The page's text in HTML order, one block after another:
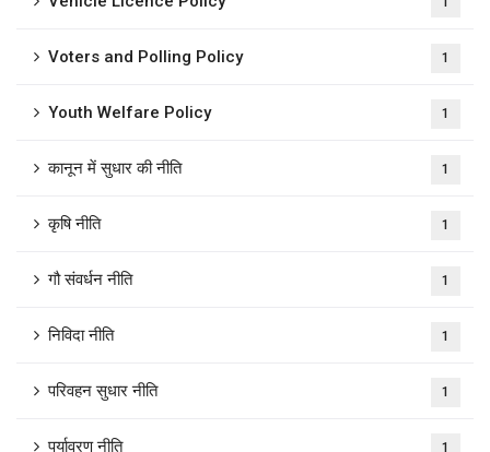
Voters and Polling Policy 1
Youth Welfare Policy 1
कानून में सुधार की नीति 1
कृषि नीति 1
गौ संवर्धन नीति 1
निविदा नीति 1
परिवहन सुधार नीति 1
पर्यावरण नीति 1